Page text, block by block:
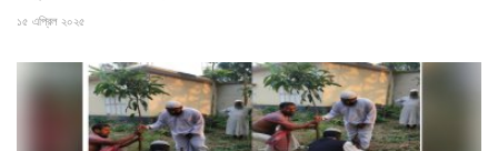
১৫ এপ্রিল ২০২৫